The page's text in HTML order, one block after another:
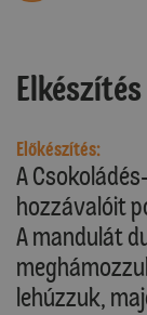
Előkészítés:
A
hozzávalóit
A mandulát
lehúzzuk,